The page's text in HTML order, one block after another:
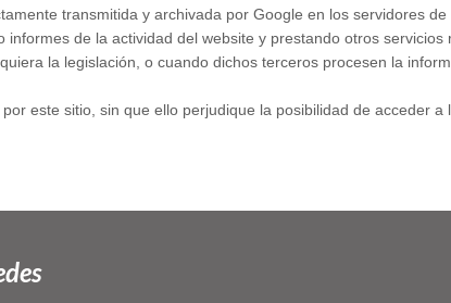
transmitida y archivada por Google en los servidores
de la actividad del website y prestando otros servicios
la legislación, o cuando dichos terceros procesen la
este sitio, sin que ello perjudique la posibilidad de acceder